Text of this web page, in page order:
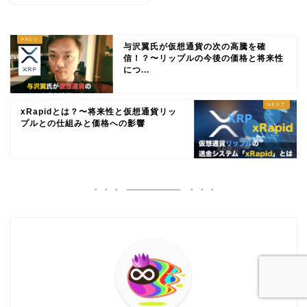
与沢翼氏が仮想通貨の次の高騰を確
信！？〜リップルの今後の価格と将来性
につ...
xRapidとは？〜将来性と仮想通貨リッ
プルとの仕組みと価格への影響